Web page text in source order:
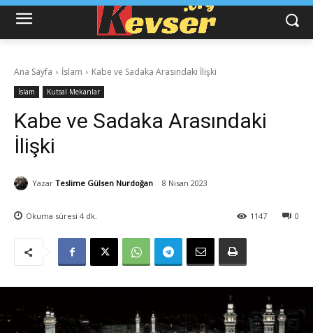
Ana Sayfa İslam Kabe ve Sadaka Arasındaki İlişki
İslam Kutsal Mekanlar
Kabe ve Sadaka Arasındaki
İlişki
Yazar Teslime Gülsen Nurdoğan 8 Nisan 2023
Okuma süresi 4 dk. 0
1147